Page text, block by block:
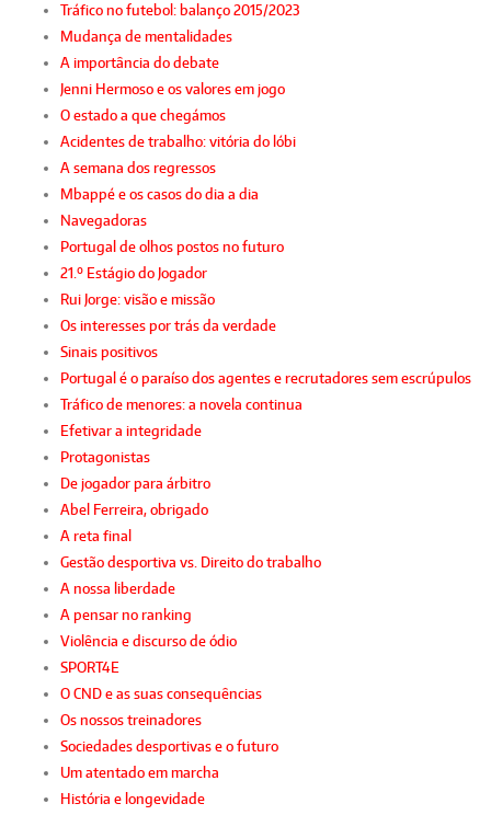
Tráfico no futebol: balanço 2015/2023
Mudança de mentalidades
A importância do debate
Jenni Hermoso e os valores em jogo
O estado a que chegámos
Acidentes de trabalho: vitória do lóbi
A semana dos regressos
Mbappé e os casos do dia a dia
Navegadoras
Portugal de olhos postos no futuro
21.º Estágio do Jogador
Rui Jorge: visão e missão
Os interesses por trás da verdade
Sinais positivos
Portugal é o paraíso dos agentes e recrutadores sem escrúpulos
Tráfico de menores: a novela continua
Efetivar a integridade
Protagonistas
De jogador para árbitro
Abel Ferreira, obrigado
A reta final
Gestão desportiva vs. Direito do trabalho
A nossa liberdade
A pensar no ranking
Violência e discurso de ódio
SPORT4E
O CND e as suas consequências
Os nossos treinadores
Sociedades desportivas e o futuro
Um atentado em marcha
História e longevidade